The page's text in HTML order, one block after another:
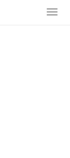
Toggle